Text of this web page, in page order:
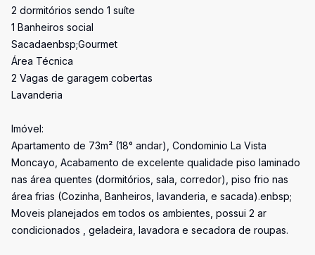
2 dormitórios sendo 1 suíte
1 Banheiros social
Sacadaenbsp;Gourmet
Área Técnica
2 Vagas de garagem cobertas
Lavanderia
Imóvel:
Apartamento de 73m² (18° andar), Condominio La Vista
Moncayo, Acabamento de excelente qualidade piso laminado
nas área quentes (dormitórios, sala, corredor), piso frio nas
área frias (Cozinha, Banheiros, lavanderia, e sacada).enbsp;
Moveis planejados em todos os ambientes, possui 2 ar
condicionados , geladeira, lavadora e secadora de roupas.